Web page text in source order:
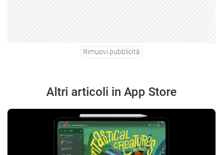
Rimuovi pubblicità
Altri articoli in App Store